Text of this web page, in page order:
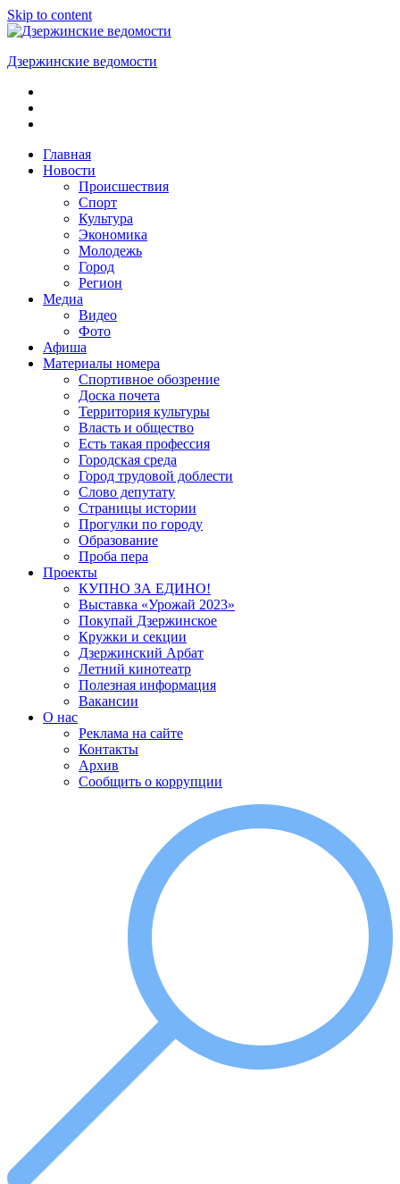
Skip to content
Дзержинские ведомости
ОБЩЕСТВЕННО-
ПОЛИТИЧЕСКАЯ
ГАЗЕТАГлавная
Новости
Происшествия
Спорт
Культура
Экономика
Молодежь
Город
Регион
Медиа
Видео
Фото
Афиша
Материалы номера
Спортивное обозрение
Доска почета
Территория культуры
Власть и общество
Есть такая профессия
Городская среда
Город трудовой доблести
Слово депутату
Страницы истории
Прогулки по городу
Образование
Проба пера
Проекты
КУПНО ЗА ЕДИНО!
Выставка «Урожай 2023»
Покупай Дзержинское
Кружки и секции
Дзержинский Арбат
Летний кинотеатр
Полезная информация
Вакансии
О нас
Реклама на сайте
Контакты
Архив
Сообщить о коррупции